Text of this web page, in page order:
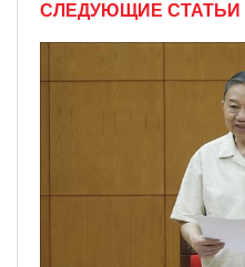
СЛЕДУЮЩИЕ СТАТЬИ